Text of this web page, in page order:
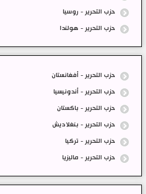
حزب التحرير - روسيا
حزب التحرير - هولندا
حزب التحرير - أفغانستان
حزب التحرير - أندونيسيا
حزب التحرير - باكستان
حزب التحرير - بنغلاديش
حزب التحرير - تركيا
حزب التحرير - ماليزيا